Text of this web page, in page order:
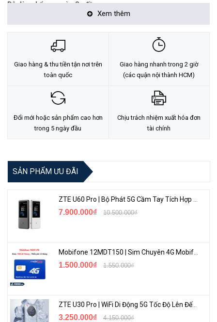
Dễ dàng bổ sung vào Sơ đồ mạng
Nếu có sẵn nền tảng quản lý Ruijie Cloud, bạn có thể thêmRuijie
vào Sơ đồ mạng theo cách thủ công hoặc
bằng cách quét mã QR, để tạo ra sơ đồ mạng hoàn chỉnh một cách
thuận tiện.
Trong mạng văn phòng, để cách ly truy cập mạng giữa các phòng
ban tránh PC bị nhiễm virus ảnh hưởng đến toàn mạng, người ta
thường chia mạng nội bộ thành các VLAN theo phòng ban, tầng,…
Xem thêm
Giao hàng & thu tiền tận nơi trên
toàn quốc
Giao hàng nhanh trong 2 giờ
(các quận nội thành HCM)
Đổi mới hoặc sản phẩm cao hơn
trong 5 ngày đầu
Chịu trách nhiệm xuất hóa đơn
tài chính
SẢN PHẨM ƯU ĐÃI
ZTE U60 Pro | Bộ Phát 5G Cầm Tay Tích Hợp Công Nghệ WiFi 7, Pin 10000mAh
7.900.000₫ 10.500.000₫
1.500.000₫ 1.550.000₫
ZTE U30 Pro | WiFi Di Động 5G Tốc Độ Lên Đến 500Mbps, Màn Hình Cảm Ứng
3.250.000₫ 4.150.000₫